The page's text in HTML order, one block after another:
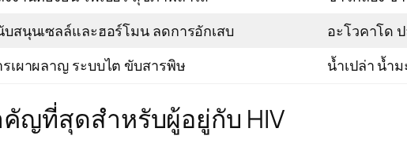
บสนุนเซลล์และฮอร์โมน ลดการอักเสบ
อะโวคาโด
รเผาผลาญ ระบบไต ขับสารพิษ น้ำเปล่า น้ำ
ญที่สุดสำหรับผู้อยู่กับ HIV